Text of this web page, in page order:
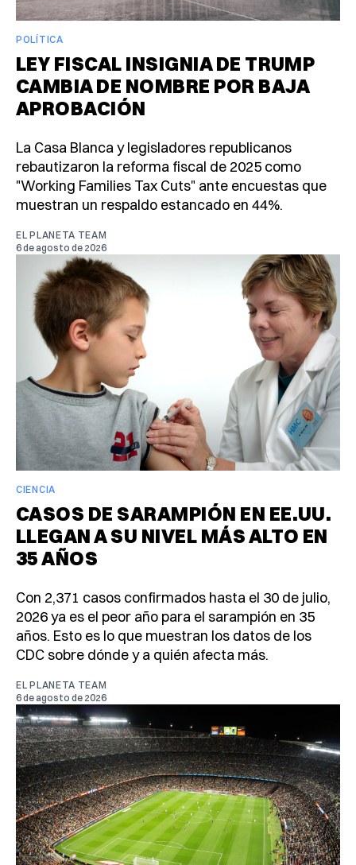
POLÍTICA
LEY FISCAL INSIGNIA DE TRUMP
CAMBIA DE NOMBRE POR BAJA
APROBACIÓN
La Casa Blanca y legisladores republicanos
rebautizaron la reforma fiscal de 2025 como
"Working Families Tax Cuts" ante encuestas que
muestran un respaldo estancado en 44%.
EL PLANETA TEAM
6 de agosto de 2026
CIENCIA
CASOS DE SARAMPIÓN EN EE.UU.
LLEGAN A SU NIVEL MÁS ALTO EN
35 AÑOS
Con 2,371 casos confirmados hasta el 30 de julio,
2026 ya es el peor año para el sarampión en 35
años. Esto es lo que muestran los datos de los
CDC sobre dónde y a quién afecta más.
EL PLANETA TEAM
6 de agosto de 2026